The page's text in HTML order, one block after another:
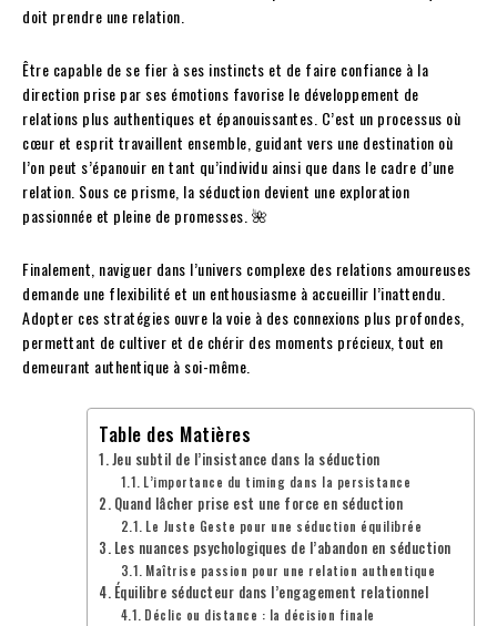
doit prendre une relation.
Être capable de se fier à ses instincts et de faire confiance à la
direction prise par ses émotions favorise le développement de
relations plus authentiques et épanouissantes. C’est un processus où
cœur et esprit travaillent ensemble, guidant vers une destination où
l’on peut s’épanouir en tant qu’individu ainsi que dans le cadre d’une
relation. Sous ce prisme, la séduction devient une exploration
passionnée et pleine de promesses. 🌺
Finalement, naviguer dans l’univers complexe des relations amoureuses
demande une flexibilité et un enthousiasme à accueillir l’inattendu.
Adopter ces stratégies ouvre la voie à des connexions plus profondes,
permettant de cultiver et de chérir des moments précieux, tout en
demeurant authentique à soi-même.
Table des Matières
Jeu subtil de l’insistance dans la séduction
L’importance du timing dans la persistance
Quand lâcher prise est une force en séduction
Le Juste Geste pour une séduction équilibrée
Les nuances psychologiques de l’abandon en séduction
Maîtrise passion pour une relation authentique
Équilibre séducteur dans l’engagement relationnel
Déclic ou distance : la décision finale